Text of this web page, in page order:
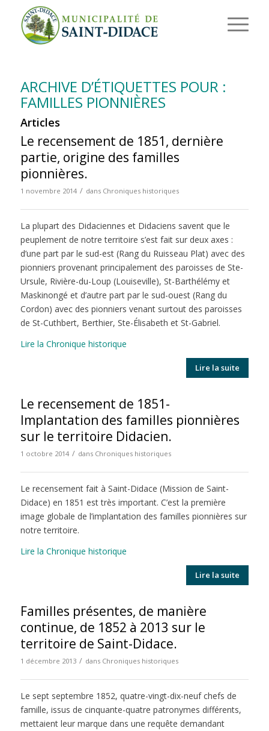
ARCHIVE D’ÉTIQUETTES POUR :
FAMILLES PIONNIÈRES
Articles
Le recensement de 1851, dernière
partie, origine des familles
pionnières.
1 novembre 2014 / dans Chroniques historiques
La plupart des Didaciennes et Didaciens savent que le
peuplement de notre territoire s’est fait sur deux axes :
d’une part par le sud-est (Rang du Ruisseau Plat) avec des
pionniers provenant principalement des paroisses de Ste-
Ursule, Rivière-du-Loup (Louiseville), St-Barthélémy et
Maskinongé et d’autre part par le sud-ouest (Rang du
Cordon) avec des pionniers venant surtout des paroisses
de St-Cuthbert, Berthier, Ste-Élisabeth et St-Gabriel.
Lire la Chronique historique
Lire la suite
Le recensement de 1851-
Implantation des familles pionnières
sur le territoire Didacien.
1 octobre 2014 / dans Chroniques historiques
Le recensement fait à Saint-Didace (Mission de Saint-
Didace) en 1851 est très important. C’est la première
image globale de l’implantation des familles pionnières sur
notre territoire.
Lire la Chronique historique
Lire la suite
Familles présentes, de manière
continue, de 1852 à 2013 sur le
territoire de Saint-Didace.
1 décembre 2013 / dans Chroniques historiques
Le sept septembre 1852, quatre-vingt-dix-neuf chefs de
famille, issus de cinquante-quatre patronymes différents,
mettaient leur marque dans une requête demandant